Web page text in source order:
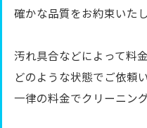
確かな品質をお約束いた
汚れ具合などによって料
どのような状態でご依頼
一律の料金でクリーニン